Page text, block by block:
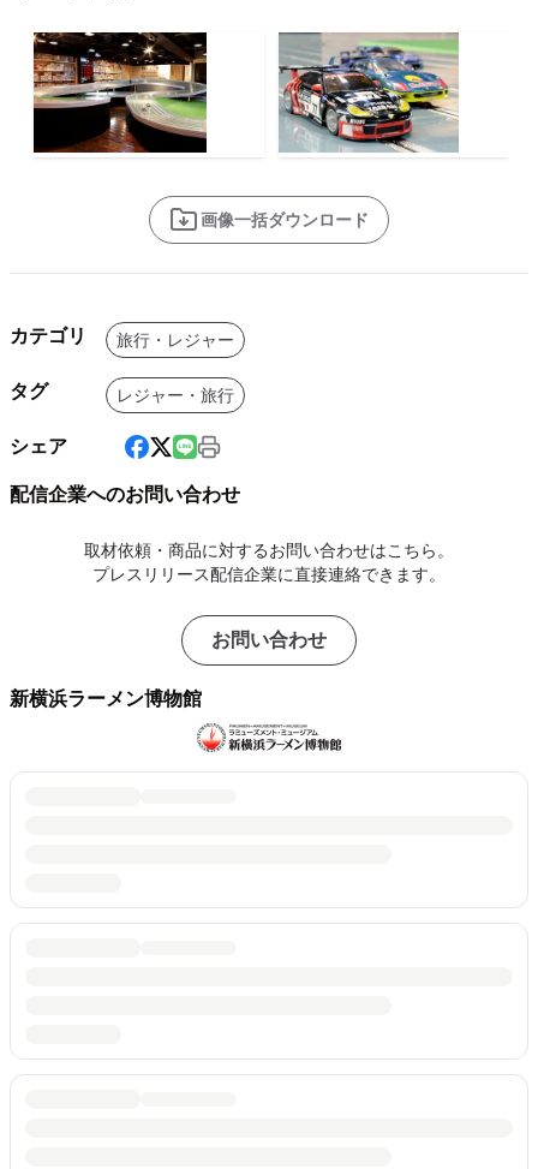
画像一括ダウンロード
カテゴリ 旅行・レジャー
タグ レジャー・旅行
シェア
配信企業へのお問い合わせ
取材依頼・商品に対するお問い合わせはこちら。
プレスリリース配信企業に直接連絡できます。
お問い合わせ
新横浜ラーメン博物館